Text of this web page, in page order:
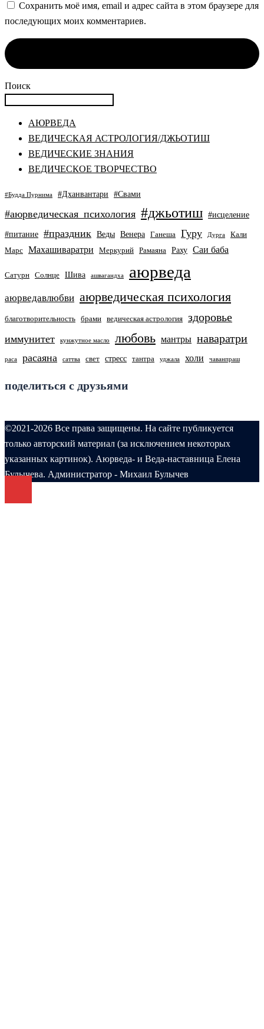
Сохранить моё имя, email и адрес сайта в этом браузере для
последующих моих комментариев.
Поиск
АЮРВЕДА
ВЕДИЧЕСКАЯ АСТРОЛОГИЯ/ДЖЬОТИШ
ВЕДИЧЕСКИЕ ЗНАНИЯ
ВЕДИЧЕСКОЕ ТВОРЧЕСТВО
#Будда Пурнима #Дханвантари #Свами
#аюрведическая_психология #джьотиш #исцеление
#питание #праздник Веды Венера Ганеша Гуру Дурга
Кали
Марс
Махашиваратри Меркурий Рамаяна Раху Саи баба
Сатурн Солнце Шива ашвагандха аюрведа
аюрведавлюбви аюрведическая психология
благотворительность брами ведическая астрология здоровье
иммунитет кунжутное масло любовь мантры наваратри
раса расаяна саттва свет стресс тантра уджала холи чаванпраш
поделиться с друзьями
©2021-2026 Все права защищены. На сайте публикуется
только авторский материал (за исключением некоторых
указанных картинок). Аюрведа- и Веда-наставница Елена
Булычева. Администратор - Михаил Булычев